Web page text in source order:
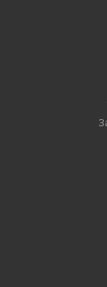
- Не требует